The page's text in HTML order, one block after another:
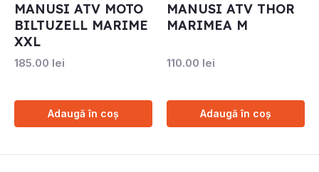
MANUSI ATV MOTO
BILTUZELL MARIME
XXL
185.00 lei
Adaugă în coș
MANUSI ATV THOR
MARIMEA M
110.00 lei
Adaugă în coș